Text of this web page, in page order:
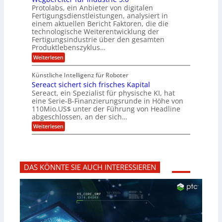
i
n
a
m
e
r
i
k
a
n
t
r
u
m
f
ü
r
3
D
-
D
r
u
c
k
ü
r
d
e
n
M
a
s
c
h
n
e
n
-
u
n
d
A
n
e
n
u
a
n
t
e
n
k
r
y
p
t
o
g
r
a
f
i
e
:
f
z
e
i
o
r
Protolabs, ein Anbieter von digitalen
Fertigungsdienstleistungen, analysiert in
einem aktuellen Bericht Faktoren, die die
technologische Weiterentwicklung der
Fertigungsindustrie über den gesamten
Produktlebenszyklus…
Weiterlesen:
P
o
t
o
l
a
b
s
-
R
r
i
i
f
Künstliche Intelligenz für Roboter
Sereact sichert sich frisches Kapital
Sereact, ein Spezialist für physische KI, hat
eine Serie-B-Finanzierungsrunde in Höhe von
110Mio.US$ unter der Führung von Headline
abgeschlossen, an der sich…
Weiterlesen:
S
a
c
t
s
e
r
DAS KÖNNTE SIE AUCH INTERESSIEREN